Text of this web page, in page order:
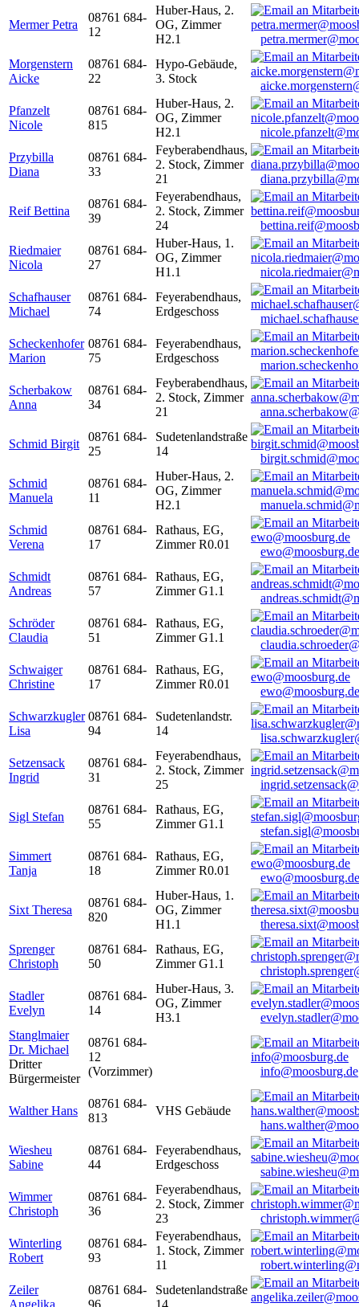
Mermer Petra
08761 684-
12
Huber-Haus, 2.
OG, Zimmer
H2.1
Morgenstern
Aicke
08761 684-
22
Hypo-Gebäude,
3. Stock
Pfanzelt
Nicole
08761 684-
815
Huber-Haus, 2.
OG, Zimmer
H2.1
Przybilla
Diana
08761 684-
33
Feyberabendhaus,
2. Stock, Zimmer
21
Reif Bettina
08761 684-
39
Feyerabendhaus,
2. Stock, Zimmer
24
Riedmaier
Nicola
08761 684-
27
Huber-Haus, 1.
OG, Zimmer
H1.1
Schafhauser
Michael
08761 684-
74
Feyerabendhaus,
Erdgeschoss
Scheckenhofer
Marion
08761 684-
75
Feyerabendhaus,
Erdgeschoss
Scherbakow
Anna
08761 684-
34
Feyberabendhaus,
2. Stock, Zimmer
21
Schmid Birgit
08761 684-
25
Sudetenlandstraße
14
Schmid
Manuela
08761 684-
11
Huber-Haus, 2.
OG, Zimmer
H2.1
Schmid
Verena
08761 684-
17
Rathaus, EG,
Zimmer R0.01
ewo@moosburg.de
Schmidt
Andreas
08761 684-
57
Rathaus, EG,
Zimmer G1.1
Schröder
Claudia
08761 684-
51
Rathaus, EG,
Zimmer G1.1
Schwaiger
Christine
08761 684-
17
Rathaus, EG,
Zimmer R0.01
ewo@moosburg.de
Schwarzkugler
Lisa
08761 684-
94
Sudetenlandstr.
14
Setzensack
Ingrid
08761 684-
31
Feyerabendhaus,
2. Stock, Zimmer
25
Sigl Stefan
08761 684-
55
Rathaus, EG,
Zimmer G1.1
Simmert
Tanja
08761 684-
18
Rathaus, EG,
Zimmer R0.01
ewo@moosburg.de
Sixt Theresa
08761 684-
820
Huber-Haus, 1.
OG, Zimmer
H1.1
Sprenger
Christoph
08761 684-
50
Rathaus, EG,
Zimmer G1.1
Stadler
Evelyn
08761 684-
14
Huber-Haus, 3.
OG, Zimmer
H3.1
Stanglmaier
Dr. Michael
Dritter
Bürgermeister
08761 684-
12
(Vorzimmer)
info@moosburg.de
Walther Hans
08761 684-
813
VHS Gebäude
Wiesheu
Sabine
08761 684-
44
Feyerabendhaus,
Erdgeschoss
Wimmer
Christoph
08761 684-
36
Feyerabendhaus,
2. Stock, Zimmer
23
Winterling
Robert
08761 684-
93
Feyerabendhaus,
1. Stock, Zimmer
11
Zeiler
Angelika
08761 684-
96
Sudetenlandstraße
14